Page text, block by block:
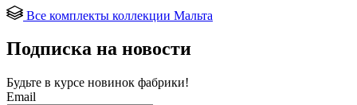
Все комплекты коллекции Мальта
Подписка на новости
Будьте в курсе новинок фабрики!
Email